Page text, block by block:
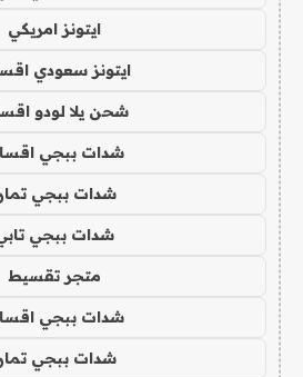
ايتونز امريكي
ايتونز سعودي
شحن يلا لودو
شدات ببجي
شدات ببجي
شدات ببجي
متجر تقسيط
شدات ببجي
شدات ببجي